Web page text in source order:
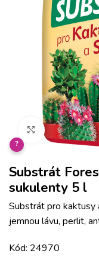
Klikněte pro
?
Substrát
sukulenty 5 l
Substrát pro kaktusy
jemnou lávu, perlit,
Kód: 24970